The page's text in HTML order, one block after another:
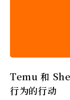
Temu 和
行为的行动